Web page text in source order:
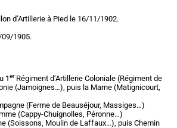
d’Artillerie à Pied le 16/11/1902.
1905.
1erRégiment d’Artillerie Coloniale (Régiment de
(Jamoignes…), puis la Marne (Matignicourt,
(Ferme de Beauséjour, Massiges…)
(Cappy-Chuignolles, Péronne…)
(Soissons, Moulin de Laffaux…), puis Chemin